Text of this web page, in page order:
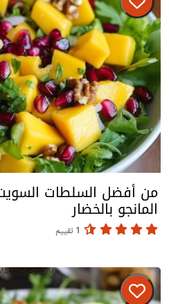
من أفضل السلطات
المانجو بالخضار
1 تقييم